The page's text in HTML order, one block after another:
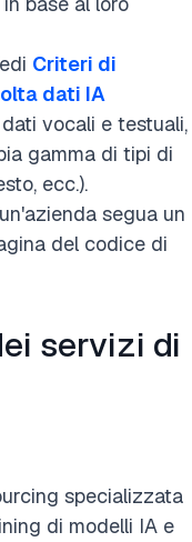
Criteri di
dati IA
vocali e testuali,
gamma di tipi di
ecc.).
segua un
del codice di
servizi di
specializzata
di modelli IA e